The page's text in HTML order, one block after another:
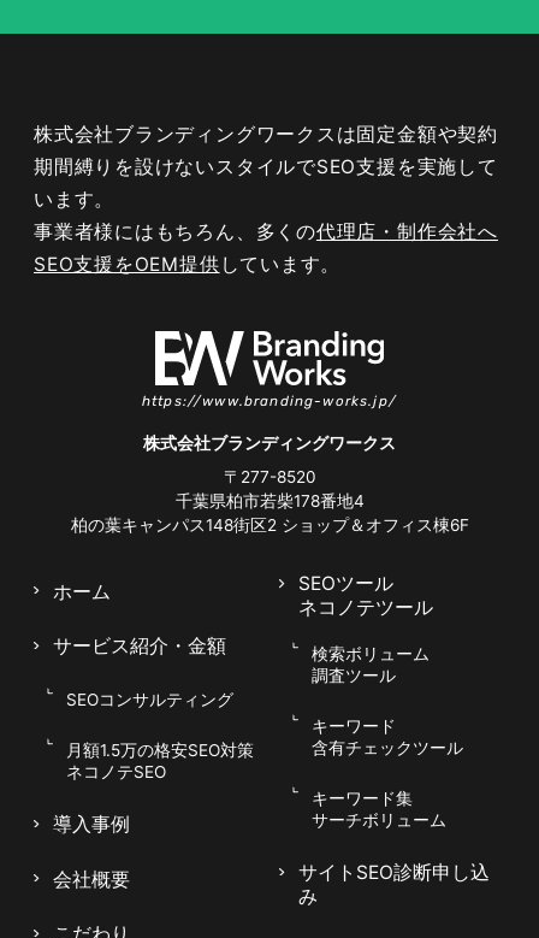
キーワード調査・選定に使えるツール
キーワード選定は感覚ではなくデータに基づいて
スト機能で関連語を洗い出すのが基本です。検索
結果に表示される「他の人はこちらも検索」も貴
トの内容を確認し、ユーザーが何を求めているか
を読み解くことが、的確なキーワード選定の鍵で
す。
問い合わせにつながるコンテンツの作
SEOで集めたアクセスを問い合わせに変えるに
装の顧客が抱く不安や疑問に寄り添い、信頼を獲
得できるテーマを優先して制作しましょう。
株式会社ブランディングワークスは固定金額や契約
期間縛りを設けないスタイルでSEO支援を実施して
います。
事業者様にはもちろん、多くの代理店・制作会社へ
SEO支援をOEM提供 しています。
https://www.branding-works.jp/
株式会社ブランディングワークス
〒277-8520
千葉県柏市若柴178番地4
柏の葉キャンパス148街区2 ショップ＆オフィス棟6F
ホーム
サービス紹介 ・金額
SEOコンサルティング
月額1.5万の格安SEO対策
ネコノテSEO
導入事例
会社概要
SEOツール
ネコノテツール
検索ボリューム
調査ツール
キーワード
含有チェックツール
キーワード集
サーチボリューム
サイトSEO診断申し込
み